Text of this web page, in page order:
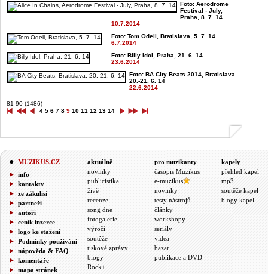
Foto: Aerodrome
Festival - July,
Praha, 8. 7. 14
10.7.2014
Foto: Tom Odell, Bratislava, 5. 7. 14
6.7.2014
Foto: Billy Idol, Praha, 21. 6. 14
23.6.2014
Foto: BA City Beats 2014, Bratislava
20.-21. 6. 14
22.6.2014
81-90 (1486)
4 5 6 7 8 9 10 11 12 13 14
MUZIKUS.CZ
info
kontakty
ze zákulisí
partneři
autoři
ceník inzerce
logo ke stažení
Podmínky používání
nápověda & FAQ
komentáře
mapa stránek
aktuálně
novinky
publicistika
živě
recenze
song dne
fotogalerie
výročí
soutěže
tiskové zprávy
blogy
Rock+
pro muzikanty
časopis Muzikus
e-muzikus
novinky
testy nástrojů
články
workshopy
seriály
videa
bazar
publikace a DVD
kapely
přehled kapel
mp3
soutěže kapel
blogy kapel